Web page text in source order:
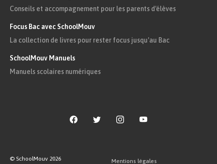
Conseils et accompagnement pour les parents d'élèves
Focus Bac avec SchoolMouv
La collection de livres pour rester focus jusqu'au Bac
SchoolMouv Manuels
Manuels scolaires numériques
© SchoolMouv 2026 Mentions légales